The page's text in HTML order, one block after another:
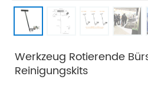
Werkzeug Rotierende
Reinigungskits